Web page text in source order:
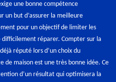
une bonne compétence
un but d’assurer la meilleure
pour un objectif de limiter les
difficilement réparer. Compter sur la
réputé lors d’un choix du
de maison est une très bonne idée. Ce
d’un résultat qui optimisera la